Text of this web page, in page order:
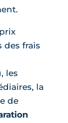
des frais
les
la
de